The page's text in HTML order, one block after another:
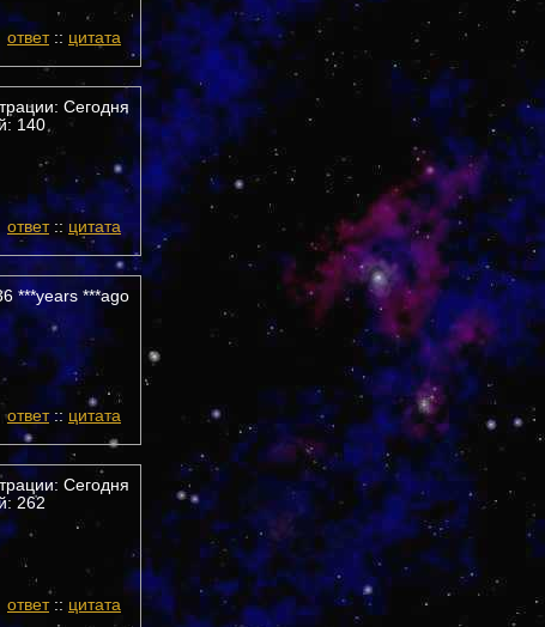
ответ:: цитата
Сегодня
140
ответ:: цитата
***years ***ago
ответ:: цитата
Сегодня
262
ответ:: цитата